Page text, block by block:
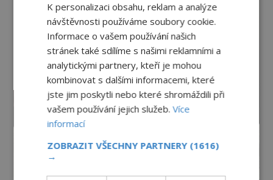
K personalizaci obsahu, reklam a analýze
návštěvnosti používáme soubory cookie.
Informace o vašem používání našich
stránek také sdílíme s našimi reklamními a
analytickými partnery, kteří je mohou
kombinovat s dalšími informacemi, které
jste jim poskytli nebo které shromáždili při
vašem používání jejich služeb.Více
informací
ZOBRAZIT VŠECHNY PARTNERY (1616)
→